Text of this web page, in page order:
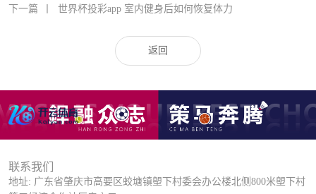
下一篇
世界杯投彩app 室内健身后如何恢复体力
返回
联系我们
地址: 广东省肇庆市高要区蛟塘镇塱下村委会办公楼北侧800米塱下村